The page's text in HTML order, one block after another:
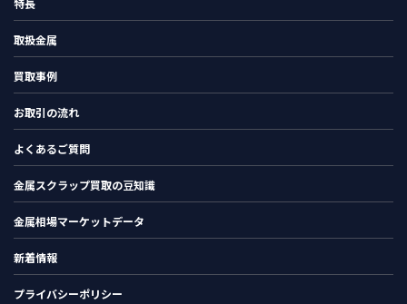
取扱金属
買取事例
お取引の流れ
よくあるご質問
金属スクラップ買取の豆知識
金属相場マーケットデータ
新着情報
プライバシーポリシー